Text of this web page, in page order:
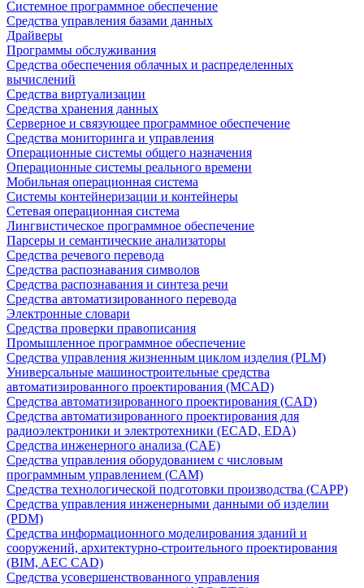
Системное программное обеспечение
Средства управления базами данных
Драйверы
Программы обслуживания
Средства обеспечения облачных и распределенных
вычислений
Средства виртуализации
Средства хранения данных
Серверное и связующее программное обеспечение
Средства мониторинга и управления
Операционные системы общего назначения
Операционные системы реального времени
Мобильная операционная система
Системы контейнеризации и контейнеры
Сетевая операционная система
Лингвистическое программное обеспечение
Парсеры и семантические анализаторы
Средства речевого перевода
Средства распознавания символов
Средства распознавания и синтеза речи
Средства автоматизированного перевода
Электронные словари
Средства проверки правописания
Промышленное программное обеспечение
Средства управления жизненным циклом изделия (PLM)
Универсальные машиностроительные средства
автоматизированного проектирования (MCAD)
Средства автоматизированного проектирования (CAD)
Средства автоматизированного проектирования для
радиоэлектроники и электротехники (ECAD, EDA)
Средства инженерного анализа (CAE)
Средства управления оборудованием с числовым
программным управлением (CAM)
Средства технологической подготовки производства (CAPP)
Средства управления инженерными данными об изделии
(PDM)
Средства информационного моделирования зданий и
сооружений, архитектурно-строительного проектирования
(BIM, AEC CAD)
Средства усовершенствованного управления